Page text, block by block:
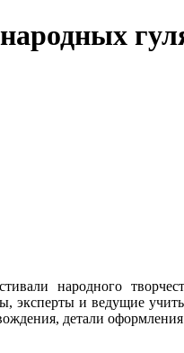
народного
эксперты и ведущие
детали